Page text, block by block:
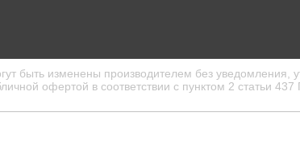
быть изменены производителем без уведомления,
офертой в соответствии с пунктом 2 статьи 437